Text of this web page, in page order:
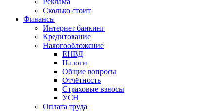
Реклама
Сколько стоит
Финансы
Интернет банкинг
Кредитование
Налогообложение
ЕНВД
Налоги
Общие вопросы
Отчётность
Страховые взносы
УСН
Оплата труда